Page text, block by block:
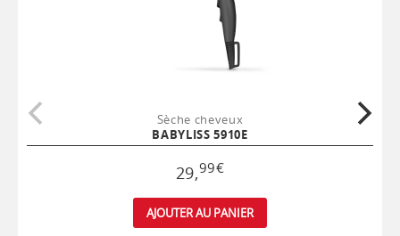
Sèche cheveux
BABYLISS 5910E
29,99€
AJOUTER AU PANIER